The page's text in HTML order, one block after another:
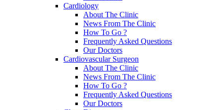
Cardiology
About The Clinic
News From The Clinic
How To Go ?
Frequently Asked Questions
Our Doctors
Cardiovascular Surgeon
About The Clinic
News From The Clinic
How To Go ?
Frequently Asked Questions
Our Doctors